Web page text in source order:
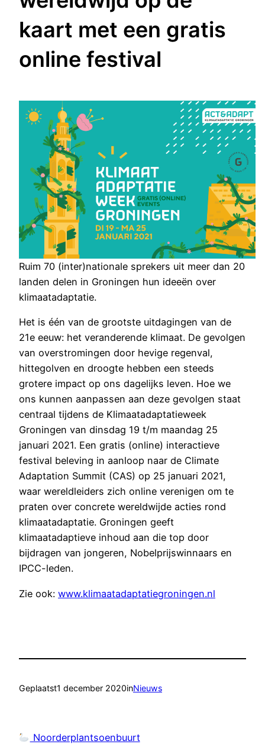
kaart met een gratis
online festival
Ruim 70 (inter)nationale sprekers uit meer dan 20
landen delen in Groningen hun ideeën over
klimaatadaptatie.
Het is één van de grootste uitdagingen van de
21e eeuw: het veranderende klimaat. De gevolgen
van overstromingen door hevige regenval,
hittegolven en droogte hebben een steeds
grotere impact op ons dagelijks leven. Hoe we
ons kunnen aanpassen aan deze gevolgen staat
centraal tijdens de Klimaatadaptatieweek
Groningen van dinsdag 19 t/m maandag 25
januari 2021. Een gratis (online) interactieve
festival beleving in aanloop naar de Climate
Adaptation Summit (CAS) op 25 januari 2021,
waar wereldleiders zich online verenigen om te
praten over concrete wereldwijde acties rond
klimaatadaptatie. Groningen geeft
klimaatadaptieve inhoud aan die top door
bijdragen van jongeren, Nobelprijswinnaars en
IPCC-leden.
Zie ook: www.klimaatadaptatiegroningen.nl
Geplaatst1 december 2020inNieuws
Noorderplantsoenbuurt